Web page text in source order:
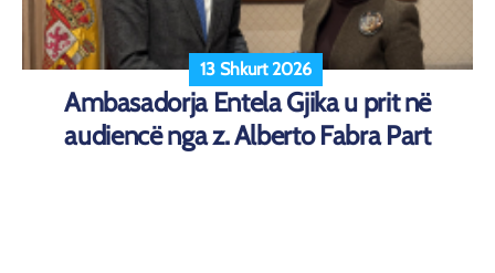
13 Shkurt 2026
Ambasadorja Entela Gjika u prit në
audiencë nga z. Alberto Fabra Part